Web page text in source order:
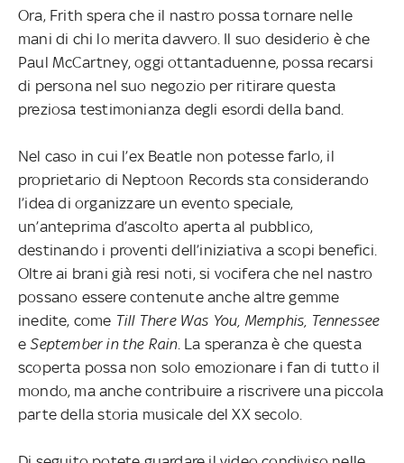
Ora, Frith spera che il nastro possa tornare nelle
mani di chi lo merita davvero. Il suo desiderio è che
Paul McCartney, oggi ottantaduenne, possa recarsi
di persona nel suo negozio per ritirare questa
preziosa testimonianza degli esordi della band.
Nel caso in cui l’ex Beatle non potesse farlo, il
proprietario di Neptoon Records sta considerando
l’idea di organizzare un evento speciale,
un’anteprima d’ascolto aperta al pubblico,
destinando i proventi dell’iniziativa a scopi benefici.
Oltre ai brani già resi noti, si vocifera che nel nastro
possano essere contenute anche altre gemme
inedite, come Till There Was You, Memphis, Tennessee
eSeptember in the Rain. La speranza è che questa
scoperta possa non solo emozionare i fan di tutto il
mondo, ma anche contribuire a riscrivere una piccola
parte della storia musicale del XX secolo.